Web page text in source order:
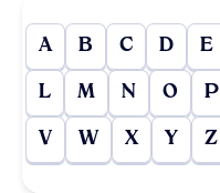
A B C D E
L M N O P
V W X Y Z